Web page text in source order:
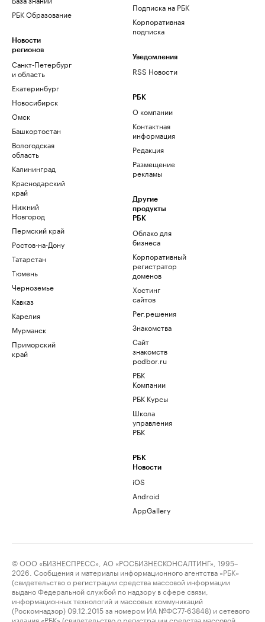
РБК Образование
Новости
регионов
Санкт-Петербург
и область
Екатеринбург
Новосибирск
Омск
Башкортостан
Вологодская
область
Калининград
Краснодарский
край
Нижний
Новгород
Пермский край
Ростов-на-Дону
Татарстан
Тюмень
Черноземье
Кавказ
Карелия
Мурманск
Приморский
край
Подписка на РБК
Корпоративная
подписка
Уведомления
RSS Новости
РБК
О компании
Контактная
информация
Редакция
Размещение
рекламы
Другие
продукты
РБК
Облако для
бизнеса
Корпоративный
регистратор
доменов
Хостинг
сайтов
Рег.решения
Знакомства
Сайт
знакомств
podbor.ru
РБК
Компании
РБК Курсы
Школа
управления
РБК
РБК
Новости
iOS
Android
AppGallery
© ООО «БИЗНЕСПРЕСС», АО «РОСБИЗНЕСКОНСАЛТИНГ», 1995–
2026. Сообщения и материалы информационного агентства «РБК»
(свидетельство о регистрации средства массовой информации
выдано Федеральной службой по надзору в сфере связи,
информационных технологий и массовых коммуникаций
(Роскомнадзор) 09.12.2015 за номером ИА №ФС77-63848) и сетевого
издания «РБК» (свидетельство о регистрации средства массовой